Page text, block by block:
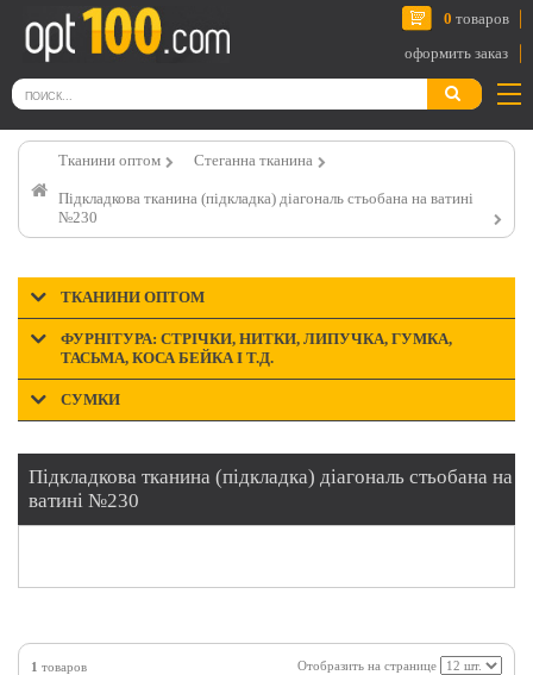
0 товаров
оформить заказ
Тканини оптом Стеганна тканина
Підкладкова тканина (підкладка) діагональ стьобана на ватині
№230
ТКАНИНИ ОПТОМ
ФУРНІТУРА: СТРІЧКИ, НИТКИ, ЛИПУЧКА, ГУМКА,
ТАСЬМА, КОСА БЕЙКА І Т.Д.
СУМКИ
Підкладкова тканина (підкладка) діагональ стьобана на
ватині №230
1 товаров Отобразить на странице